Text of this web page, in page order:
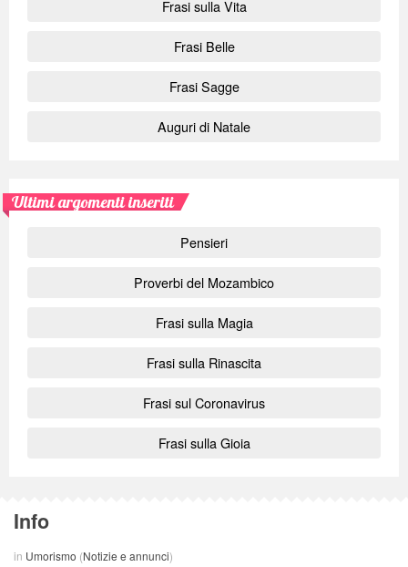
Frasi sulla Vita
Frasi Belle
Frasi Sagge
Auguri di Natale
Ultimi argomenti inseriti
Pensieri
Proverbi del Mozambico
Frasi sulla Magia
Frasi sulla Rinascita
Frasi sul Coronavirus
Frasi sulla Gioia
Info
in Umorismo (Notizie e annunci)